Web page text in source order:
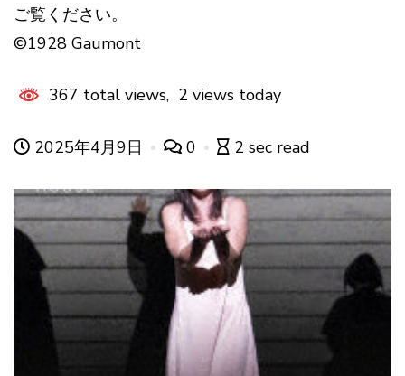
ご覧ください。
©1928 Gaumont
367 total views, 2 views today
2025年4月9日 0 2 sec read